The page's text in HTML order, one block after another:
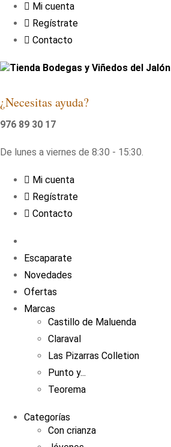
Mi cuenta
Regístrate
Contacto
Tienda Bodegas y Viñedos del Jalón
¿Necesitas ayuda?
976 89 30 17
De lunes a viernes de 8:30 - 15:30.
Mi cuenta
Regístrate
Contacto
Escaparate
Novedades
Ofertas
Marcas
Castillo de Maluenda
Claraval
Las Pizarras Colletion
Punto y...
Teorema
Categorías
Con crianza